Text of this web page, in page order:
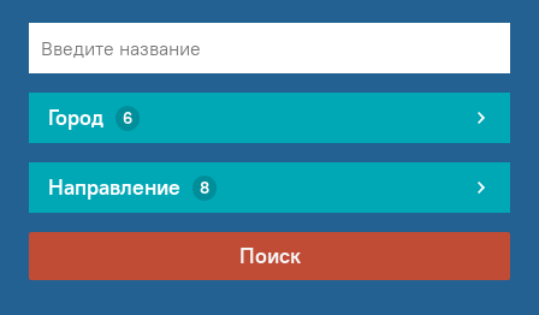
Город 6
Направление 8
Поиск